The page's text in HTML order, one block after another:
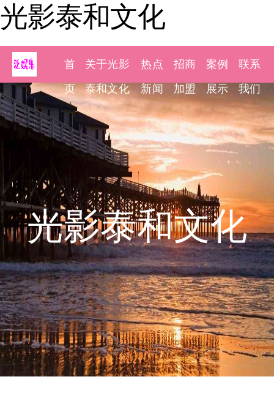
光影泰和文化
首
页
关于光影
泰和文化
热点
新闻
招商
加盟
案例
展示
联系
我们
光影泰和文化